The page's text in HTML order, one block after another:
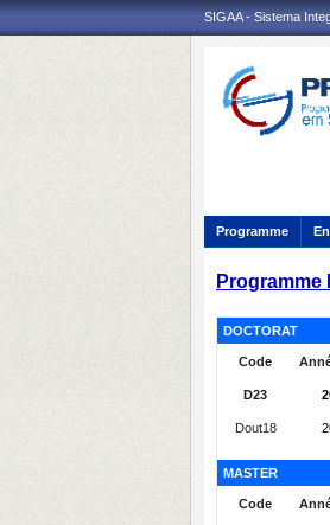
SIGAA - Sistema
Programme
Programme
DOCTORAT
Code
D23
Dout18
MASTER
Code